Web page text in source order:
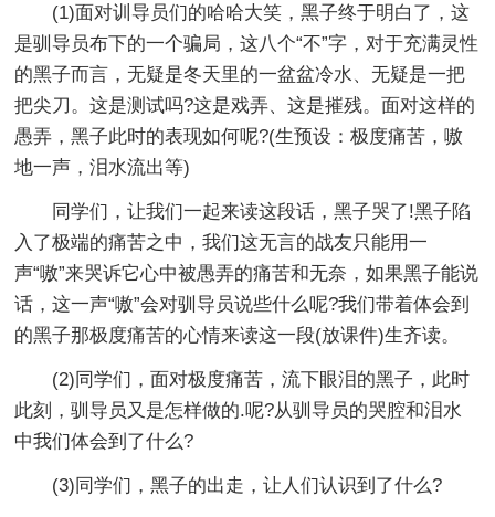
(1)面对训导员们的哈哈大笑，黑子终于明白了，这
是驯导员布下的一个骗局，这八个“不”字，对于充满灵性
的黑子而言，无疑是冬天里的一盆盆冷水、无疑是一把
把尖刀。这是测试吗?这是戏弄、这是摧残。面对这样的
愚弄，黑子此时的表现如何呢?(生预设：极度痛苦，嗷
地一声，泪水流出等)
同学们，让我们一起来读这段话，黑子哭了!黑子陷
入了极端的痛苦之中，我们这无言的战友只能用一
声“嗷”来哭诉它心中被愚弄的痛苦和无奈，如果黑子能说
话，这一声“嗷”会对驯导员说些什么呢?我们带着体会到
的黑子那极度痛苦的心情来读这一段(放课件)生齐读。
(2)同学们，面对极度痛苦，流下眼泪的黑子，此时
此刻，驯导员又是怎样做的.呢?从驯导员的哭腔和泪水
中我们体会到了什么?
(3)同学们，黑子的出走，让人们认识到了什么?